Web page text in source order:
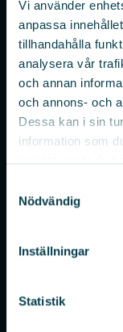
Vi använder
anpassa
tillhandahålla
analysera vår
och annan
och annons- och
Dessa kan i sin
information som
samlat in när du
Nödvändig
Inställningar
Statistik
Certifikat och
VÅRT
Tjänster
Automation
Maskiner
Utbildningar